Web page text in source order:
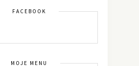
FACEBOOK
MOJE MENU